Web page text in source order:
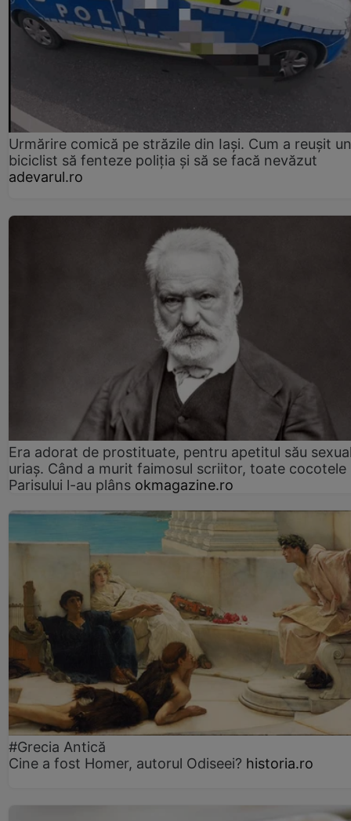
Urmărire comică pe străzile din Iași. Cum a reușit un
biciclist să fenteze poliția și să se facă nevăzut
adevarul.ro
Era adorat de prostituate, pentru apetitul său
uriaș. Când a murit faimosul scriitor, toate cocotele
Parisului l-au plâns okmagazine.ro
#Grecia Antică
Cine a fost Homer, autorul Odiseei? historia.ro